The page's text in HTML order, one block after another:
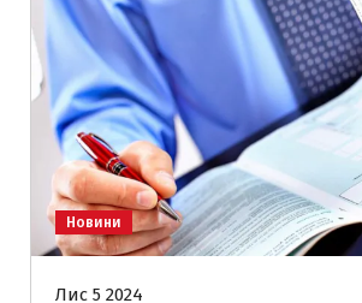
Новини
Лис 5 2024